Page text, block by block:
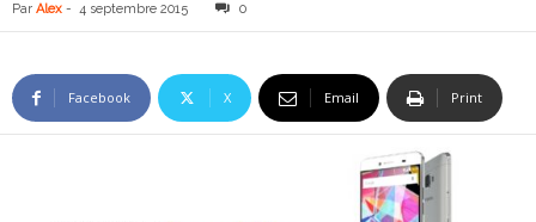
Par Alex - 4 septembre 2015 0
Facebook X Email Print